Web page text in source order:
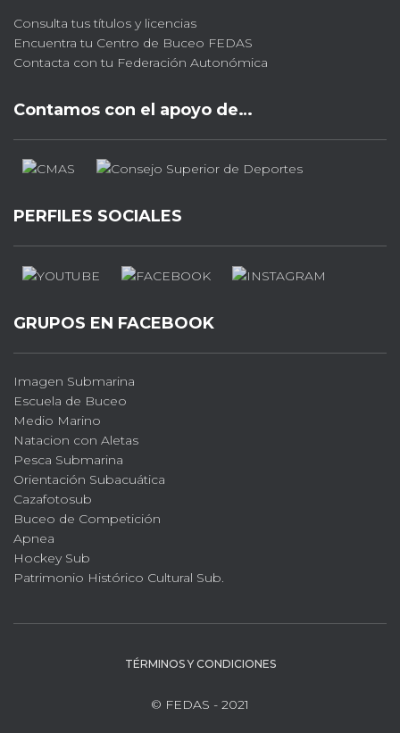
Consulta tus títulos y licencias
Encuentra tu Centro de Buceo FEDAS
Contacta con tu Federación Autonómica
Contamos con el apoyo de…
PERFILES SOCIALES
GRUPOS EN FACEBOOK
Imagen Submarina
Escuela de Buceo
Medio Marino
Natacion con Aletas
Pesca Submarina
Orientación Subacuática
Cazafotosub
Buceo de Competición
Apnea
Hockey Sub
Patrimonio Histórico Cultural Sub.
TÉRMINOS Y CONDICIONES
© FEDAS - 2021